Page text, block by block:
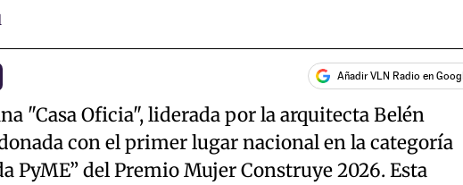
Añadir VLN Radio en
"Casa Oficia", liderada por la arquitecta Belén
con el primer lugar nacional en la categoría
PyME” del Premio Mujer Construye 2026. Esta